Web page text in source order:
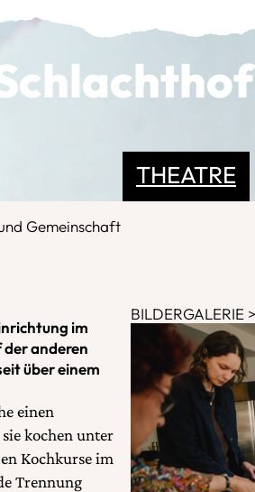
THEATRE
Gemeinschaft
im
anderen
über einem
einen
kochen unter
Kochkurse im
Trennung
BILDERGALERIE